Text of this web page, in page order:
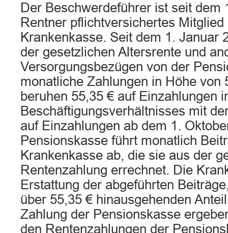
Der Beschwerdeführer ist seit dem
Rentner pflichtversichertes
Krankenkasse. Seit dem 1. Januar
der gesetzlichen Altersrente und
Versorgungsbezügen von der
monatliche Zahlungen in Höhe von
beruhen 55,35 € auf Einzahlungen
Beschäftigungsverhältnisses mit
auf Einzahlungen ab dem 1.
Pensionskasse führt monatlich
Krankenkasse ab, die sie aus der
Rentenzahlung errechnet. Die
Erstattung der abgeführten
über 55,35 € hinausgehenden
Zahlung der Pensionskasse
den Rentenzahlungen der